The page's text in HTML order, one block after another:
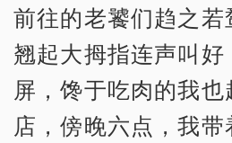
前往的老饕们趋之
翘起大拇指连声叫
屏，馋于吃肉的我
店，傍晚六点，我